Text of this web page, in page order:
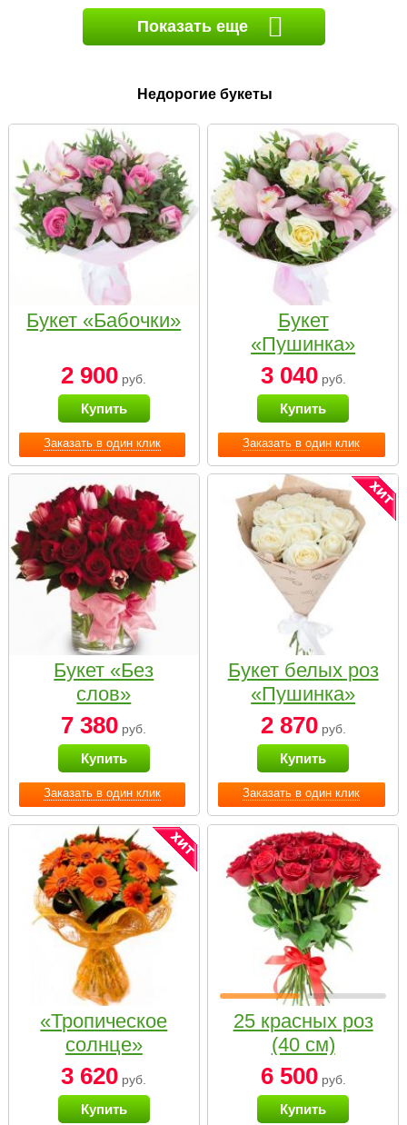
Показать еще
Недорогие букеты
Заказать в один клик
Букет «Бабочки»
2 900 руб.
Купить
Заказать в один клик
Букет
«Пушинка»
3 040руб.
Купить
Заказать в один клик
Букет «Без
слов»
7 380 руб.
Купить
Заказать в один клик
Букет белых роз
«Пушинка»
2 870руб.
Купить
«Тропическое
солнце»
3 620 руб.
Купить
25 красных роз
(40 см)
6 500руб.
Купить